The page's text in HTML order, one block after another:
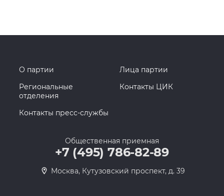
О партии
Лица партии
Региональные
отделения
Контакты ЦИК
Контакты пресс-службы
Общественная приемная
+7 (495) 786-82-89
Москва, Кутузовский проспект, д. 39